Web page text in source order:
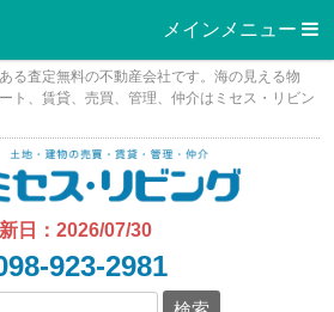
メインメニュー 
る査定無料の不動産会社です。海の見える物
ト、賃貸、売買、管理、仲介はミセス・リビン
日：2026/07/30
923-2981